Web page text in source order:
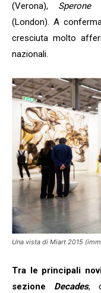
(Verona), Sperone
(London). A
cresciuta molto
nazionali.
Una vista di Miart 2015
Tra le principali
sezione Decades,